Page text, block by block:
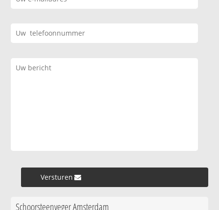
Versturen »
Schoorsteenveger Amsterdam